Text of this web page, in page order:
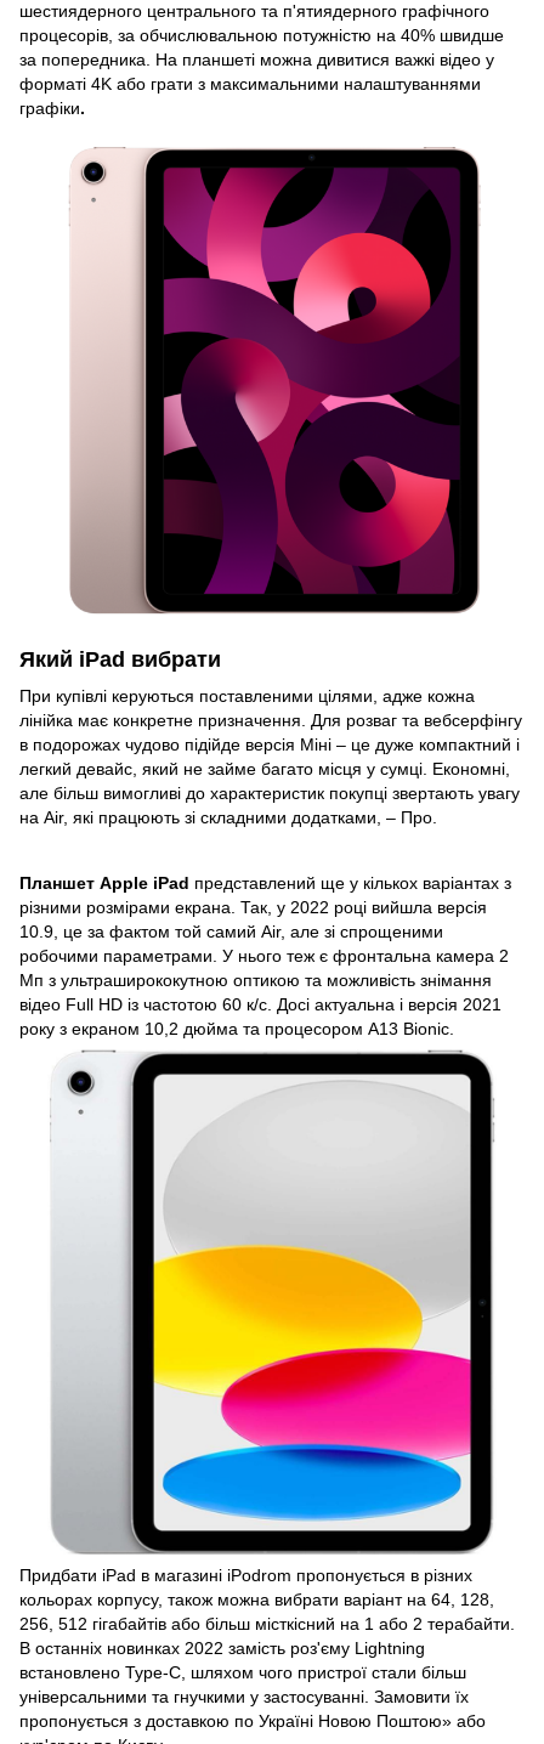
шестиядерного центрального та п'ятиядерного графічного
процесорів, за обчислювальною потужністю на 40% швидше
за попередника. На планшеті можна дивитися важкі відео у
форматі 4K або грати з максимальними налаштуваннями
графіки.
Який iPad вибрати
При купівлі керуються поставленими цілями, адже кожна
лінійка має конкретне призначення. Для розваг та вебсерфінгу
в подорожах чудово підійде версія Міні – це дуже компактний і
легкий девайс, який не займе багато місця у сумці. Економні,
але більш вимогливі до характеристик покупці звертають увагу
на Air, які працюють зі складними додатками, – Про.
Планшет Apple iPad представлений ще у кількох варіантах з
різними розмірами екрана. Так, у 2022 році вийшла версія
10.9, це за фактом той самий Air, але зі спрощеними
робочими параметрами. У нього теж є фронтальна камера 2
Мп з ультраширококутною оптикою та можливість знімання
відео Full HD із частотою 60 к/с. Досі актуальна і версія 2021
року з екраном 10,2 дюйма та процесором A13 Bionic.
Придбати iPad в магазині iPodrom пропонується в різних
кольорах корпусу, також можна вибрати варіант на 64, 128,
256, 512 гігабайтів або більш місткісний на 1 або 2 терабайти.
В останніх новинках 2022 замість роз'єму Lightning
встановлено Type-C, шляхом чого пристрої стали більш
універсальними та гнучкими у застосуванні. Замовити їх
пропонується з доставкою по Україні Новою Поштою» або